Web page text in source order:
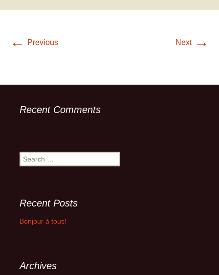
← Previous Next →
Recent Comments
Search
for:
Recent Posts
Bonjour à tous!
Archives